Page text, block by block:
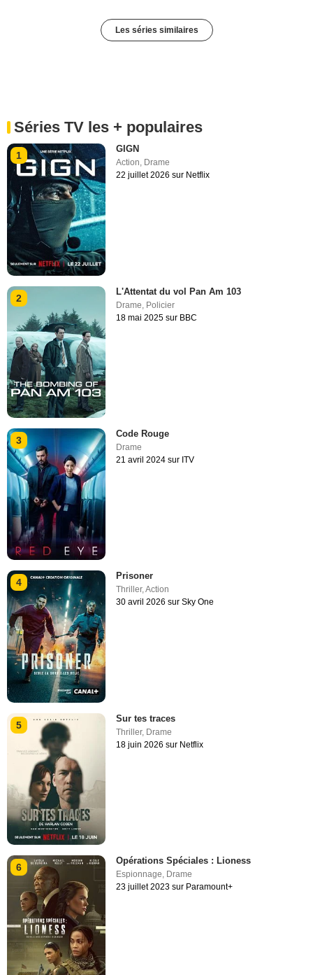
Les séries similaires
Séries TV les + populaires
1
GIGN
Action, Drame
22 juillet 2026 sur Netflix
2
L'Attentat du vol Pan Am 103
Drame Policier
18 mai 2025 sur BBC
3
Code Rouge
Drame
21 avril 2024 sur ITV
4
Prisoner
Thriller,Action
30 avril 2026 sur Sky One
5
Sur tes traces
Thriller, Drame
18 juin 2026 sur Netflix
6
Opérations Spéciales : Lioness
Espionnage, Drame
23 juillet 2023 sur Paramount+